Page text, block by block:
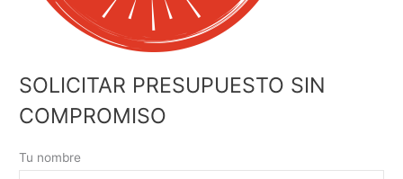
SOLICITAR PRESUPUESTO SIN
COMPROMISO
Tu nombre